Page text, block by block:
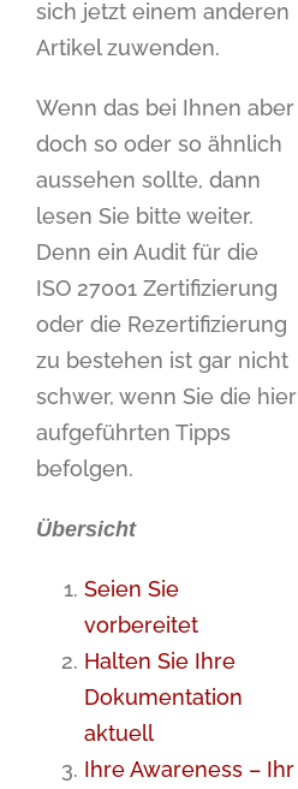
sich jetzt einem anderen
Artikel zuwenden.
Wenn das bei Ihnen aber
doch so oder so ähnlich
aussehen sollte, dann
lesen Sie bitte weiter.
Denn ein Audit für die
ISO 27001 Zertifizierung
oder die Rezertifizierung
zu bestehen ist gar nicht
schwer, wenn Sie die hier
aufgeführten Tipps
befolgen.
Übersicht
Seien Sie
vorbereitet
Halten Sie Ihre
Dokumentation
aktuell
Ihre Awareness – Ihr